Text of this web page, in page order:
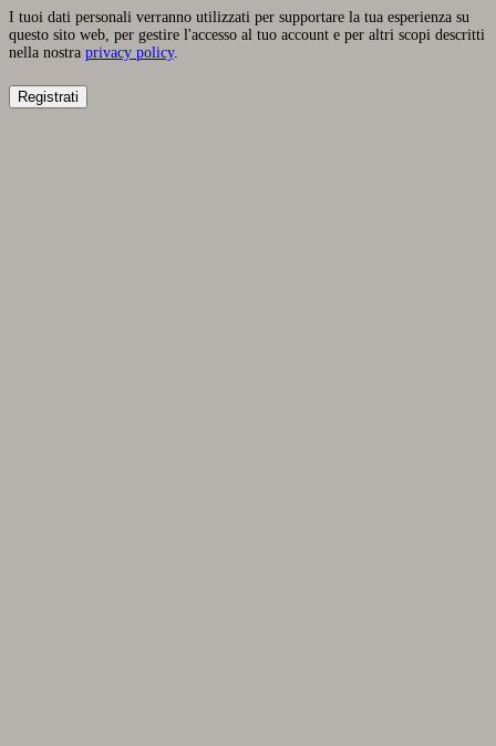
I tuoi dati personali verranno utilizzati per supportare la tua esperienza su
questo sito web, per gestire l'accesso al tuo account e per altri scopi descritti
nella nostra privacy policy.
Registrati